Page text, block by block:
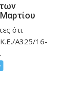
ότι
Κ.Ε./Α325/16-